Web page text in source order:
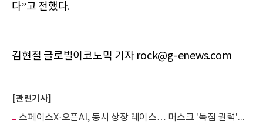
다”고 전했다.
김현철 글로벌이코노믹 기자 rock@g-enews.com
[관련기사]
스페이스X·오픈AI, 동시 상장 레이스… 머스크 '독점 권력'이 최대 변수